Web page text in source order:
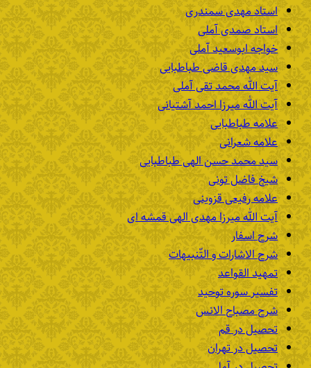
استاد مهدی سمندری
استاد صمدی آملی
خواجه ابوسعید آملی
سید مهدی قاضی طباطبایی
آیت الله محمد تقی آملی
آیت الله میرزا احمد آشتیانی
علامه طباطبایی
علامه شعرانی
سید محمد حسن الهی طباطبایی
شیخ فاضل تونی
علامه رفیعی قزوینی
آیت الله میرزا مهدی الهی قمشه ای
شرح اسفار
شرح الاشارات و التّنبیهات
تمهید القواعد
تفسیر سوره توحید
شرح مصباح الانس
تحصیل در قم
تحصیل در تهران